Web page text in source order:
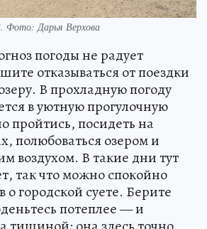
Фото: Дарья Верхова
погоды не радует
отказываться от поездки
В прохладную погоду
в уютную прогулочную
пройтись, посидеть на
полюбоваться озером и
воздухом. В такие дни тут
так что можно спокойно
о городской суете. Берите
потеплее — и